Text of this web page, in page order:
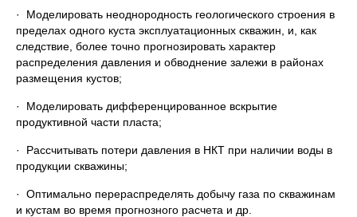
· Моделировать неоднородность геологического строения в
пределах одного куста эксплуатационных скважин, и, как
следствие, более точно прогнозировать характер
распределения давления и обводнение залежи в районах
размещения кустов;
· Моделировать дифференцированное вскрытие
продуктивной части пласта;
· Рассчитывать потери давления в НКТ при наличии воды в
продукции скважины;
· Оптимально перераспределять добычу газа по скважинам
и кустам во время прогнозного расчета и др.